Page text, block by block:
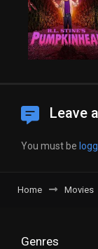
Leave
You must be
Home Movies
Genres